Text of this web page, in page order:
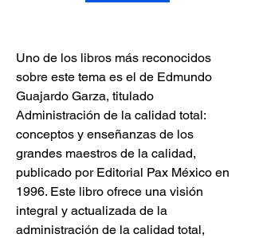
Uno de los libros más reconocidos
sobre este tema es el de Edmundo
Guajardo Garza, titulado
Administración de la calidad total:
conceptos y enseñanzas de los
grandes maestros de la calidad,
publicado por Editorial Pax México en
1996. Este libro ofrece una visión
integral y actualizada de la
administración de la calidad total,